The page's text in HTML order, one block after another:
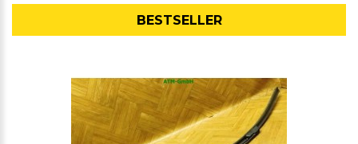
BESTSELLER